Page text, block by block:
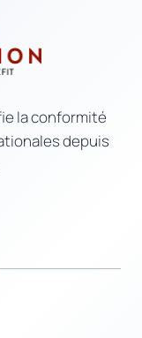
la conformité
depuis